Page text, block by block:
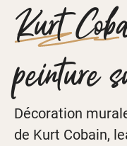
Kurt
peinture
Décoration
de Kurt Cobain,